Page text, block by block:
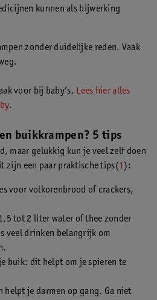
kunnen als bijwerking
zonder duidelijke reden. Vaak
voor bij baby’s. Lees hier alles
.
buikkrampen? 5 tips
maar gelukkig kun je veel zelf doen
zijn een paar praktische tips(1):
voor volkorenbrood of crackers,
tot 2 liter water of thee zonder
veel drinken belangrijk om
buik: dit helpt om je spieren te
helpt je darmen op gang. Ga niet